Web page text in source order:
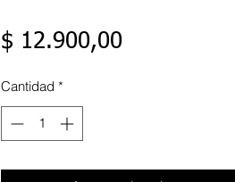
$ 12.900,00Precio
Cantidad *